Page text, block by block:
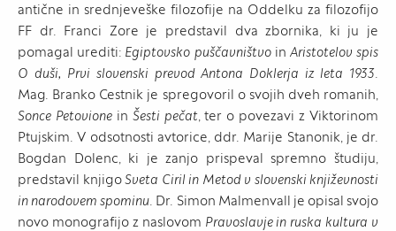
antične in srednjeveške filozofije na Oddelku za filozofijo
FF dr. Franci Zore je predstavil dva zbornika, ki ju je
pomagal urediti: Egiptovsko puščavništvoin Aristotelov spis
O duši, Prvi slovenski prevod Antona Doklerja iz leta 1933.
Mag. Branko Cestnik je spregovoril o svojih dveh romanih,
Sonce Petovionein Šesti pečat, ter o povezavi z Viktorinom
Ptujskim. V odsotnosti avtorice, ddr. Marije Stanonik, je dr.
Bogdan Dolenc, ki je zanjo prispeval spremno študiju,
predstavil knjigoSveta Ciril in Metod v slovenski književnosti
in narodovem spominu. Dr. Simon Malmenvall je opisal svojo
novo monografijo z naslovom Pravoslavje in ruska kultura v